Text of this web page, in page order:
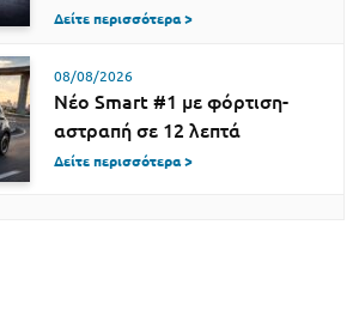
Δείτε περισσότερα >
08/08/2026
Νέο Smart #1 με φόρτιση-
αστραπή σε 12 λεπτά
Δείτε περισσότερα >